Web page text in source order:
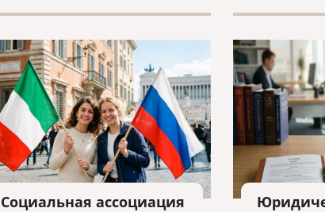
«Право и cлово» по адресу
law@pravoislovo.ru
или когда
взыскании
Социальная ассоциация